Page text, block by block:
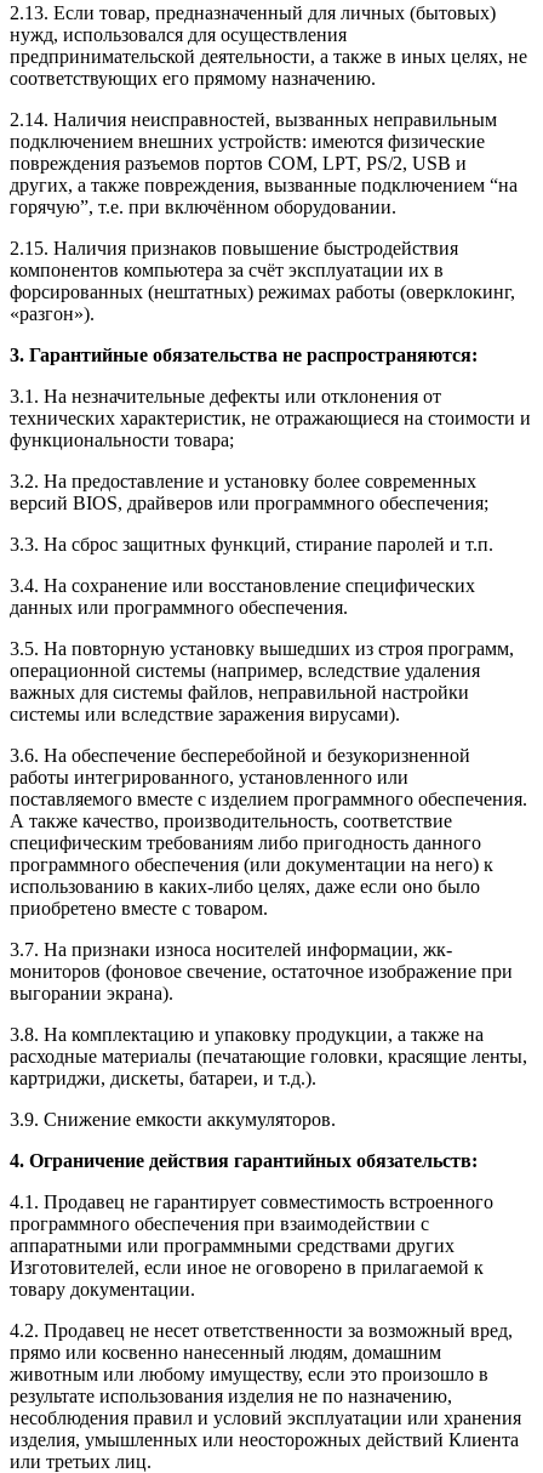
2.13. Если товар, предназначенный для личных (бытовых)
нужд, использовался для осуществления
предпринимательской деятельности, а также в иных целях, не
соответствующих его прямому назначению.
2.14. Наличия неисправностей, вызванных неправильным
подключением внешних устройств: имеются физические
повреждения разъемов портов COM, LPT, PS/2, USB и
других, а также повреждения, вызванные подключением “на
горячую”, т.е. при включённом оборудовании.
2.15. Наличия признаков повышение быстродействия
компонентов компьютера за счёт эксплуатации их в
форсированных (нештатных) режимах работы (оверклокинг,
«разгон»).
3. Гарантийные обязательства не распространяются:
3.1. На незначительные дефекты или отклонения от
технических характеристик, не отражающиеся на стоимости и
функциональности товара;
3.2. На предоставление и установку более современных
версий BIOS, драйверов или программного обеспечения;
3.3. На сброс защитных функций, стирание паролей и т.п.
3.4. На сохранение или восстановление специфических
данных или программного обеспечения.
3.5. На повторную установку вышедших из строя программ,
операционной системы (например, вследствие удаления
важных для системы файлов, неправильной настройки
системы или вследствие заражения вирусами).
3.6. На обеспечение бесперебойной и безукоризненной
работы интегрированного, установленного или
поставляемого вместе с изделием программного обеспечения.
А также качество, производительность, соответствие
специфическим требованиям либо пригодность данного
программного обеспечения (или документации на него) к
использованию в каких-либо целях, даже если оно было
приобретено вместе с товаром.
3.7. На признаки износа носителей информации, жк-
мониторов (фоновое свечение, остаточное изображение при
выгорании экрана).
3.8. На комплектацию и упаковку продукции, а также на
расходные материалы (печатающие головки, красящие ленты,
картриджи, дискеты, батареи, и т.д.).
3.9. Снижение емкости аккумуляторов.
4. Ограничение действия гарантийных обязательств:
4.1. Продавец не гарантирует совместимость встроенного
программного обеспечения при взаимодействии с
аппаратными или программными средствами других
Изготовителей, если иное не оговорено в прилагаемой к
товару документации.
4.2. Продавец не несет ответственности за возможный вред,
прямо или косвенно нанесенный людям, домашним
животным или любому имуществу, если это произошло в
результате использования изделия не по назначению,
несоблюдения правил и условий эксплуатации или хранения
изделия, умышленных или неосторожных действий Клиента
или третьих лиц.